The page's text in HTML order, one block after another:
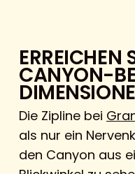
ERREICHEN
CANYON-
Die Zipline bei
als nur ein
den Canyon aus